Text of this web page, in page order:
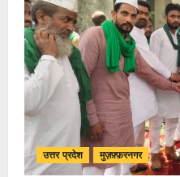
उत्तर प्रदेश मुज़फ़्फ़रनगर